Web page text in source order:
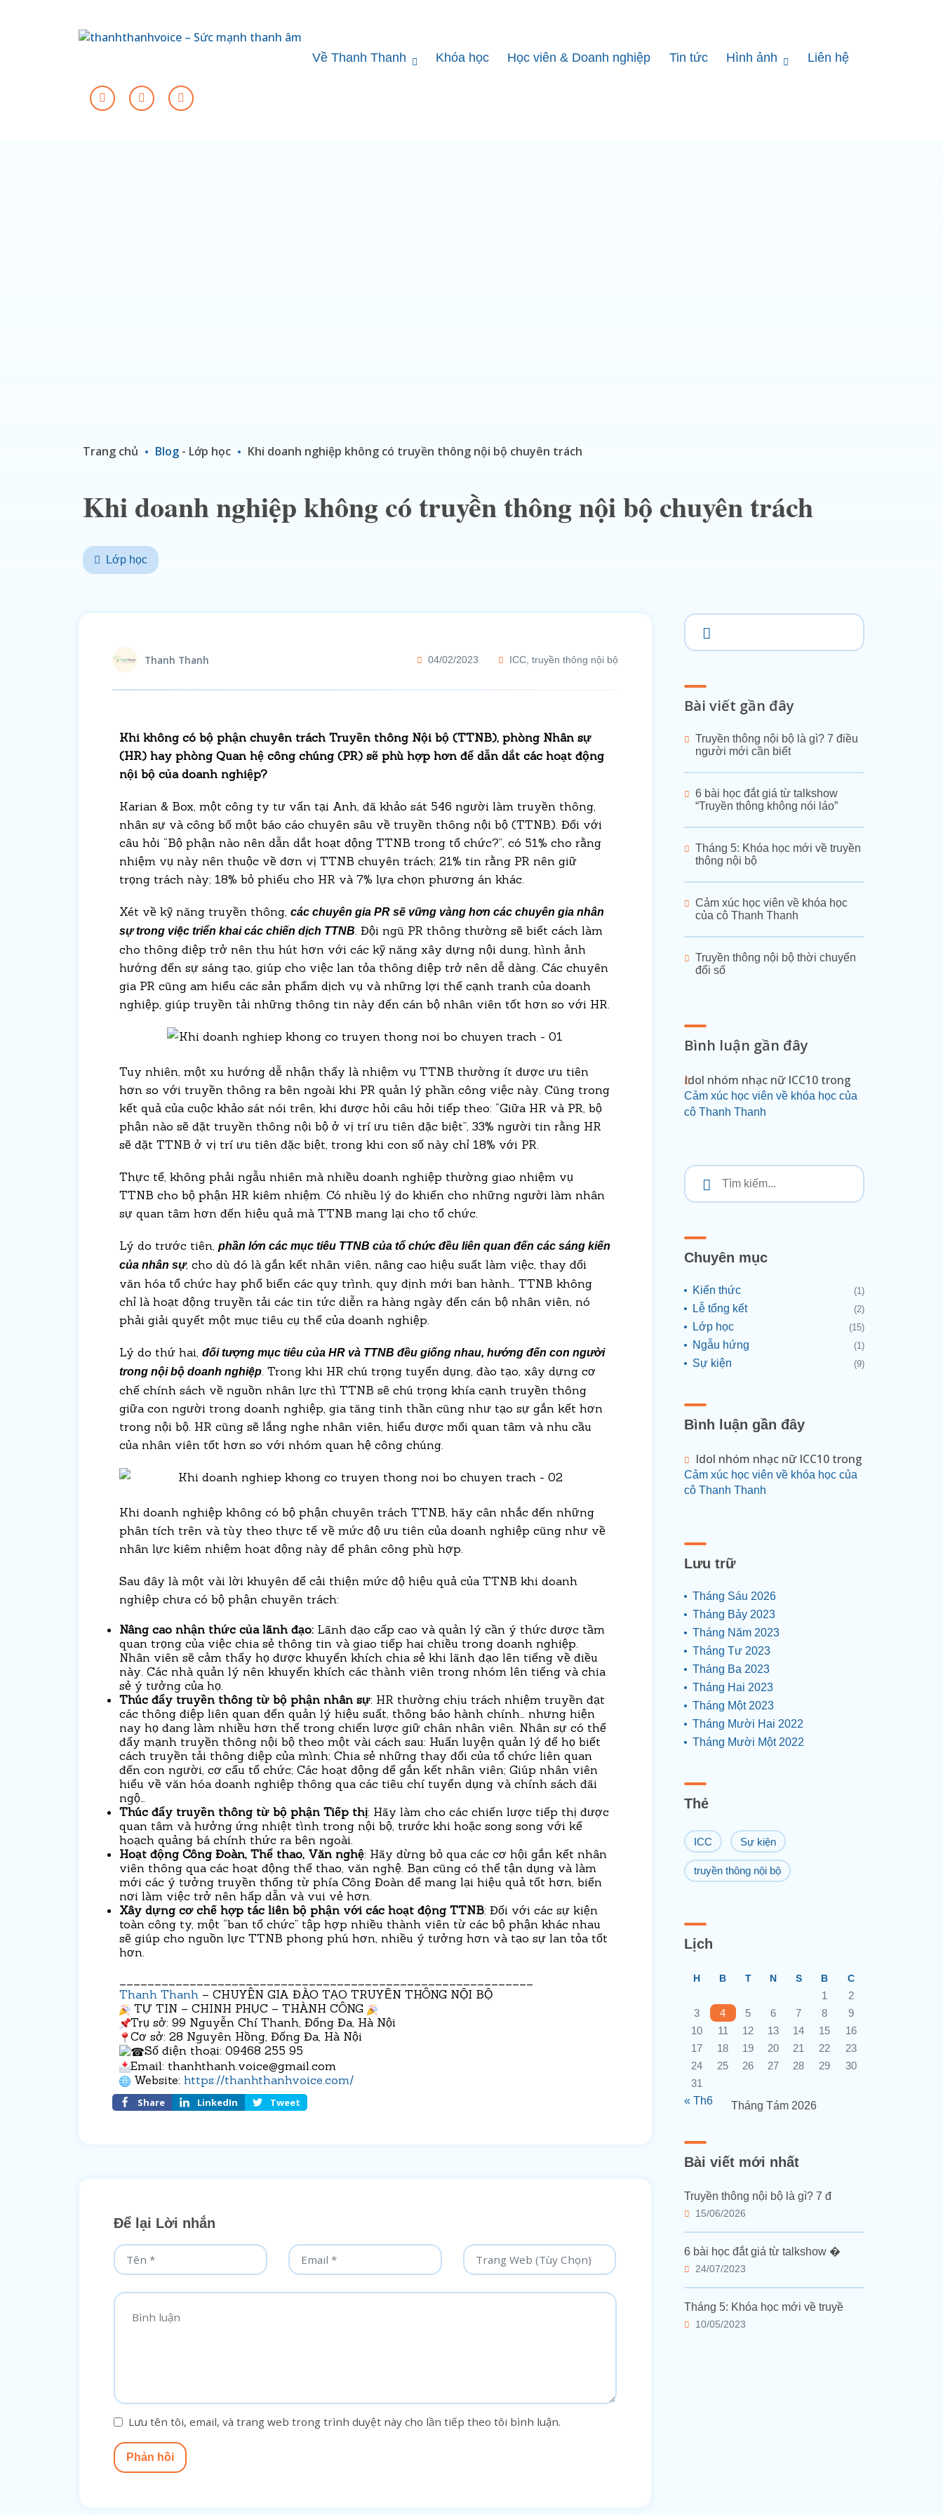
Về Thanh Thanh Khóa học Học viên & Doanh nghiệp Tin tức Hình ảnh Liên hệ
Trang chủ Blog - Lớp học Khi doanh nghiệp không có truyền thông nội bộ chuyên trách
Khi doanh nghiệp không có truyền thông nội bộ chuyên trách
Lớp học
Thanh Thanh 04/02/2023 ICC, truyền thông nội bộ
Khi không có bộ phận chuyên trách Truyền thông Nội bộ (TTNB), phòng Nhân sự
(HR) hay phòng Quan hệ công chúng (PR) sẽ phù hợp hơn để dẫn dắt các hoạt động
nội bộ của doanh nghiệp?
Karian & Box, một công ty tư vấn tại Anh, đã khảo sát 546 người làm truyền thông,
nhân sự và công bố một báo cáo chuyên sâu về truyền thông nội bộ (TTNB). Đối với
câu hỏi “Bộ phận nào nên dẫn dắt hoạt động TTNB trong tổ chức?”, có 51% cho rằng
nhiệm vụ này nên thuộc về đơn vị TTNB chuyên trách; 21% tin rằng PR nên giữ
trọng trách này; 18% bỏ phiếu cho HR và 7% lựa chọn phương án khác.
Xét về kỹ năng truyền thông, các chuyên gia PR sẽ vững vàng hơn các chuyên gia nhân
sự trong việc triển khai các chiến dịch TTNB. Đội ngũ PR thông thường sẽ biết cách làm
cho thông điệp trở nên thu hút hơn với các kỹ năng xây dựng nội dung, hình ảnh
hướng đến sự sáng tạo, giúp cho việc lan tỏa thông điệp trở nên dễ dàng. Các chuyên
gia PR cũng am hiểu các sản phẩm dịch vụ và những lợi thế cạnh tranh của doanh
nghiệp, giúp truyền tải những thông tin này đến cán bộ nhân viên tốt hơn so với HR.
Tuy nhiên, một xu hướng dễ nhận thấy là nhiệm vụ TTNB thường ít được ưu tiên
hơn so với truyền thông ra bên ngoài khi PR quản lý phần công việc này. Cũng trong
kết quả của cuộc khảo sát nói trên, khi được hỏi câu hỏi tiếp theo: “Giữa HR và PR, bộ
phận nào sẽ đặt truyền thông nội bộ ở vị trí ưu tiên đặc biệt”, 33% người tin rằng HR
sẽ đặt TTNB ở vị trí ưu tiên đặc biệt, trong khi con số này chỉ 18% với PR.
Thực tế, không phải ngẫu nhiên mà nhiều doanh nghiệp thường giao nhiệm vụ
TTNB cho bộ phận HR kiêm nhiệm. Có nhiều lý do khiến cho những người làm nhân
sự quan tâm hơn đến hiệu quả mà TTNB mang lại cho tổ chức.
Lý do trước tiên, phần lớn các mục tiêu TTNB của tổ chức đều liên quan đến các sáng kiến
của nhân sự, cho dù đó là gắn kết nhân viên, nâng cao hiệu suất làm việc, thay đổi
văn hóa tổ chức hay phổ biến các quy trình, quy định mới ban hành… TTNB không
chỉ là hoạt động truyền tải các tin tức diễn ra hàng ngày đến cán bộ nhân viên, nó
phải giải quyết một mục tiêu cụ thể của doanh nghiệp.
Lý do thứ hai, đối tượng mục tiêu của HR và TTNB đều giống nhau, hướng đến con người
trong nội bộ doanh nghiệp. Trong khi HR chú trọng tuyển dụng, đào tạo, xây dựng cơ
chế chính sách về nguồn nhân lực thì TTNB sẽ chú trọng khía cạnh truyền thông
giữa con người trong doanh nghiệp, gia tăng tinh thần cũng như tạo sự gắn kết hơn
trong nội bộ. HR cũng sẽ lắng nghe nhân viên, hiểu được mối quan tâm và nhu cầu
của nhân viên tốt hơn so với nhóm quan hệ công chúng.
Khi doanh nghiệp không có bộ phận chuyên trách TTNB, hãy cân nhắc đến những
phân tích trên và tùy theo thực tế về mức độ ưu tiên của doanh nghiệp cũng như về
nhân lực kiêm nhiệm hoạt động này để phân công phù hợp.
Sau đây là một vài lời khuyên để cải thiện mức độ hiệu quả của TTNB khi doanh
nghiệp chưa có bộ phận chuyên trách:
Nâng cao nhận thức của lãnh đạo: Lãnh đạo cấp cao và quản lý cần ý thức được tầm
quan trọng của việc chia sẻ thông tin và giao tiếp hai chiều trong doanh nghiệp.
Nhân viên sẽ cảm thấy họ được khuyến khích chia sẻ khi lãnh đạo lên tiếng về điều
này. Các nhà quản lý nên khuyến khích các thành viên trong nhóm lên tiếng và chia
sẻ ý tưởng của họ.
Thúc đẩy truyền thông từ bộ phận nhân sự: HR thường chịu trách nhiệm truyền đạt
các thông điệp liên quan đến quản lý hiệu suất, thông báo hành chính… nhưng hiện
nay họ đang làm nhiều hơn thế trong chiến lược giữ chân nhân viên. Nhân sự có thể
đẩy mạnh truyền thông nội bộ theo một vài cách sau: Huấn luyện quản lý để họ biết
cách truyền tải thông điệp của mình; Chia sẻ những thay đổi của tổ chức liên quan
đến con người, cơ cấu tổ chức; Các hoạt động để gắn kết nhân viên; Giúp nhân viên
hiểu về văn hóa doanh nghiệp thông qua các tiêu chí tuyển dụng và chính sách đãi
ngộ…
Thúc đẩy truyền thông từ bộ phận Tiếp thị: Hãy làm cho các chiến lược tiếp thị được
quan tâm và hưởng ứng nhiệt tình trong nội bộ, trước khi hoặc song song với kế
hoạch quảng bá chính thức ra bên ngoài.
Hoạt động Công Đoàn, Thể thao, Văn nghệ: Hãy đừng bỏ qua các cơ hội gắn kết nhân
viên thông qua các hoạt động thể thao, văn nghệ. Bạn cũng có thể tận dụng và làm
mới các ý tưởng truyền thống từ phía Công Đoàn để mang lại hiệu quả tốt hơn, biến
nơi làm việc trở nên hấp dẫn và vui vẻ hơn.
Xây dựng cơ chế hợp tác liên bộ phận với các hoạt động TTNB: Đối với các sự kiện
toàn công ty, một “ban tổ chức” tập hợp nhiều thành viên từ các bộ phận khác nhau
sẽ giúp cho nguồn lực TTNB phong phú hơn, nhiều ý tưởng hơn và tạo sự lan tỏa tốt
hơn.
Thanh Thanh – CHUYÊN GIA ĐÀO TẠO TRUYỀN THÔNG NỘI BỘ
TỰ TIN – CHINH PHỤC – THÀNH CÔNG
Trụ sở: 99 Nguyễn Chí Thanh, Đống Đa, Hà Nội
Cơ sở: 28 Nguyên Hồng, Đống Đa, Hà Nội
Số điện thoại: 09468 255 95
Email: thanhthanh.voice@gmail.com
Website: https://thanhthanhvoice.com/
Share LinkedIn Tweet
Để lại Lời nhắn
Lưu tên tôi, email, và trang web trong trình duyệt này cho lần tiếp theo tôi bình luận.
Phản hồi
Bài viết gần đây
Truyền thông nội bộ là gì? 7 điều
người mới cần biết
6 bài học đắt giá từ talkshow
“Truyền thông không nói láo”
Tháng 5: Khóa học mới về truyền
thông nội bộ
Cảm xúc học viên về khóa học
của cô Thanh Thanh
Truyền thông nội bộ thời chuyển
đổi số
Bình luận gần đây
Idol nhóm nhạc nữ ICC10trong
Cảm xúc học viên về khóa học của
cô Thanh Thanh
Chuyên mục
Kiến thức (1)
Lễ tổng kết (2)
Lớp học (15)
Ngẫu hứng (1)
Sự kiện (9)
Bình luận gần đây
Idol nhóm nhạc nữ ICC10trong
Cảm xúc học viên về khóa học của
cô Thanh Thanh
Lưu trữ
Tháng Sáu 2026
Tháng Bảy 2023
Tháng Năm 2023
Tháng Tư 2023
Tháng Ba 2023
Tháng Hai 2023
Tháng Một 2023
Tháng Mười Hai 2022
Tháng Mười Một 2022
Thẻ
ICC Sự kiện
truyền thông nội bộ
Lịch
Tháng Tám 2026
H B T N S B C
1
2
3
4 5 6 7 8
9
10
11 12 13 14 15
16
17
18 19 20 21 22
23
24
25 26 27 28 29
30
31
« Th6
Bài viết mới nhất
Truyền thông nội bộ là gì? 7 đ
15/06/2026
6 bài học đắt giá từ talkshow �
24/07/2023
Tháng 5: Khóa học mới về truyề
10/05/2023